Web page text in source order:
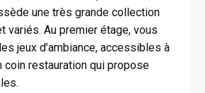
une très grande collection
variés. Au premier étage, vous
jeux d’ambiance, accessibles à
coin restauration qui propose